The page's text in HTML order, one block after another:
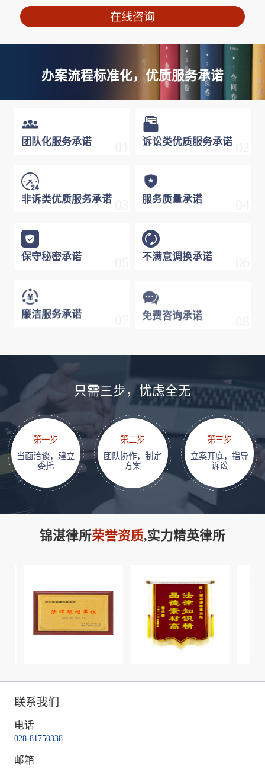
刘某、**财产保险股份有限公
司成都中心支公司（以下简称*
份有限公司成都中心支公司
（以下简称**公司）机动车交
通事故责任纠纷一案，不服成
都市郫都区人民法院(2020)川01
院提起上诉。
向法院提起行政诉讼。经补正，
法组成合议庭，于2017年5月26日
向被告**市人社局送达了起诉状
副本及应诉通知书，并于2017年7
月12日公开开庭审理了本案。
在线咨询
办案流程标准化，优质服务承诺
团队化服务承诺 诉讼类优质服务承诺
非诉类优质服务承诺 服务质量承诺
保守秘密承诺 不满意调换承诺
廉洁服务承诺 免费咨询承诺
只需三步，忧虑全无
第一步
当面洽谈，建立
委托
第二步
团队协作，制定
方案
第三步
立案开庭，指导
诉讼
锦湛律所荣誉资质,实力精英律所
联系我们
电话
028-81750338
邮箱